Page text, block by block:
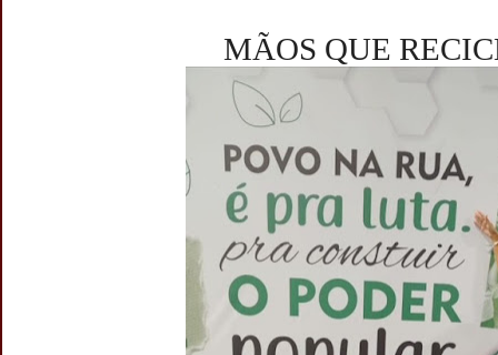
MÃOS QUE